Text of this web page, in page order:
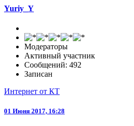
Yuriy_Y
Модераторы
Активный участник
Сообщений: 492
Записан
Интернет от КТ
01 Июня 2017, 16:28